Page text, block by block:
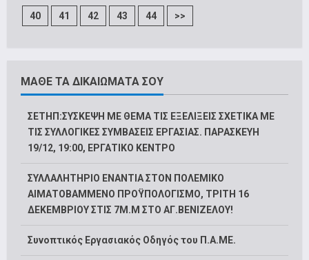
40 41 42 43 44 >>
ΜΑΘΕ ΤΑ ΔΙΚΑΙΩΜΑΤΑ ΣΟΥ
ΣΕΤΗΠ:ΣΥΣΚΕΨΗ ΜΕ ΘΕΜΑ ΤΙΣ ΕΞΕΛΙΞΕΙΣ ΣΧΕΤΙΚΑ ΜΕ
ΤΙΣ ΣΥΛΛΟΓΙΚΕΣ ΣΥΜΒΑΣΕΙΣ ΕΡΓΑΣΙΑΣ. ΠΑΡΑΣΚΕΥΗ
19/12, 19:00, ΕΡΓΑΤΙΚΟ ΚΕΝΤΡΟ
ΣΥΛΛΑΛΗΤΗΡΙΟ ΕΝΑΝΤΙΑ ΣΤΟΝ ΠΟΛΕΜΙΚΟ
ΑΙΜΑΤΟΒΑΜΜΕΝΟ ΠΡΟΫΠΟΛΟΓΙΣΜΟ, ΤΡΙΤΗ 16
ΔΕΚΕΜΒΡΙΟΥ ΣΤΙΣ 7Μ.Μ ΣΤΟ ΑΓ.ΒΕΝΙΖΕΛΟΥ!
Συνοπτικός Εργασιακός Οδηγός του Π.Α.ΜΕ.